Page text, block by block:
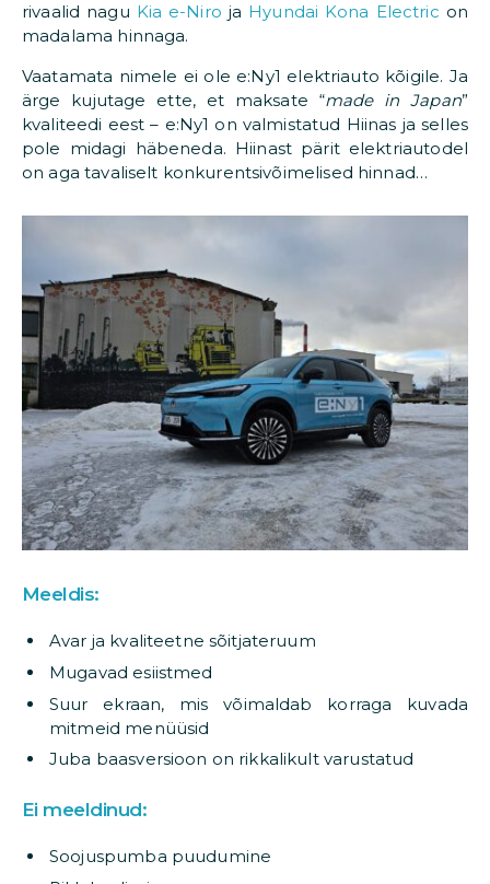
rivaalid nagu Kia e-Niro ja Hyundai Kona Electric on
madalama hinnaga.
Vaatamata nimele ei ole e:Ny1 elektriauto kõigile. Ja
ärge kujutage ette, et maksate “made in Japan”
kvaliteedi eest – e:Ny1 on valmistatud Hiinas ja selles
pole midagi häbeneda. Hiinast pärit elektriautodel
on aga tavaliselt konkurentsivõimelised hinnad…
Meeldis:
Avar ja kvaliteetne sõitjateruum
Mugavad esiistmed
Suur ekraan, mis võimaldab korraga kuvada
mitmeid menüüsid
Juba baasversioon on rikkalikult varustatud
Ei meeldinud:
Soojuspumba puudumine